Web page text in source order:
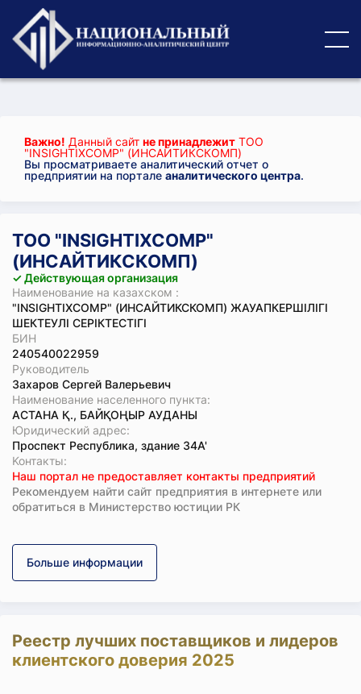
Важно! Данный сайт не принадлежит ТОО
"INSIGHTIXCOMP" (ИНСАЙТИКСКОМП)
Вы просматриваете аналитический отчет о
предприятии на портале аналитического центра.
ТОО "INSIGHTIXCOMP"
(ИНСАЙТИКСКОМП)
✓ Действующая организация
Наименование на казахском :
"INSIGHTIXCOMP" (ИНСАЙТИКСКОМП) ЖАУАПКЕРШІЛІГІ
ШЕКТЕУЛІ СЕРІКТЕСТІГІ
БИН
240540022959
Руководитель
Захаров Сергей Валерьевич
Наименование населенного пункта:
АСТАНА Қ., БАЙҚОҢЫР АУДАНЫ
Юридический адрес:
Проспект Республика, здание 34А'
Koнтaкты:
Наш портал не предоставляет контакты предприятий
Рекомендуем найти сайт предприятия в интернете или
обратиться в Министерство юстиции РК
Больше информации
Реестр лучших поставщиков и лидеров
клиентского доверия 2025